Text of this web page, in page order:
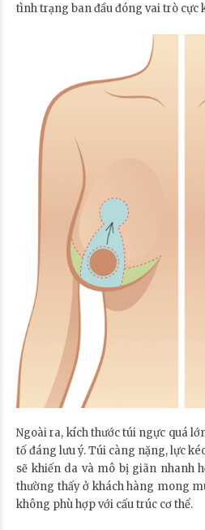
tình trạng ban đầu đóng vai trò cực
Ngoài ra, kích thước túi ngực quá
tố đáng lưu ý. Túi càng nặng, lực
sẽ khiến da và mô bị giãn nhanh
thường thấy ở khách hàng mong
không phù hợp với cấu trúc cơ thể.